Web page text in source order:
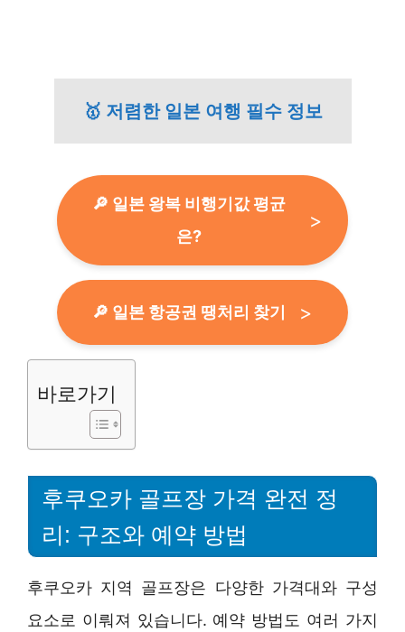
🥇 저렴한 일본 여행 필수 정보
🔎 일본 왕복 비행기값 평균
은?
🔎 일본 항공권 땡처리 찾기
바로가기
후쿠오카 골프장 가격 완전 정
리: 구조와 예약 방법
후쿠오카 지역 골프장은 다양한 가격대와 구성
요소로 이뤄져 있습니다. 예약 방법도 여러 가지